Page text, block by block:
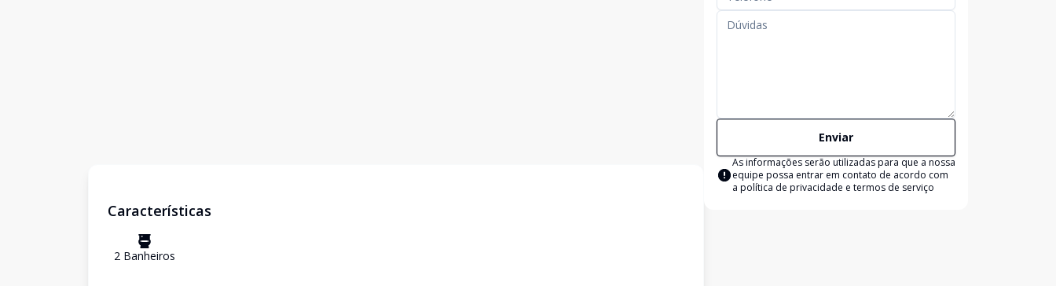
Características
2 Banheiros
Enviar
As informações serão utilizadas para que a nossa
equipe possa entrar em contato de acordo com
a política de privacidade e termos de serviço